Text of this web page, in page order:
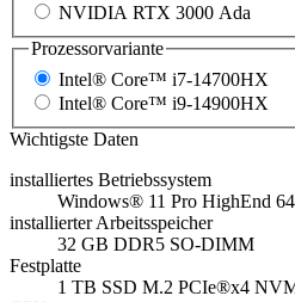
NVIDIA RTX 3000 Ada
Prozessorvariante
Intel® Core™ i7-14700HX
Intel® Core™ i9-14900HX
Wichtigste Daten
installiertes Betriebssystem
Windows® 11 Pro HighEnd
installierter Arbeitsspeicher
32 GB DDR5 SO-DIMM
Festplatte
1 TB SSD M.2 PCIe®x4